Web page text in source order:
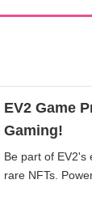
EV2 Game
Gaming!
Be part of EV2's
rare NFTs.